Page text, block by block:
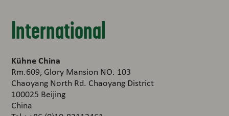
International
Kühne China
Rm.609, Glory Mansion NO. 103
Chaoyang North Rd. Chaoyang District
100025 Beijing
China